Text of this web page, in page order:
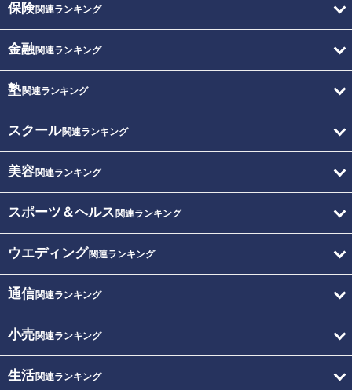
保険関連ランキング
金融関連ランキング
塾関連ランキング
スクール関連ランキング
美容関連ランキング
スポーツ＆ヘルス 関連ランキング
ウエディング関連ランキング
通信関連ランキング
小売関連ランキング
生活関連ランキング